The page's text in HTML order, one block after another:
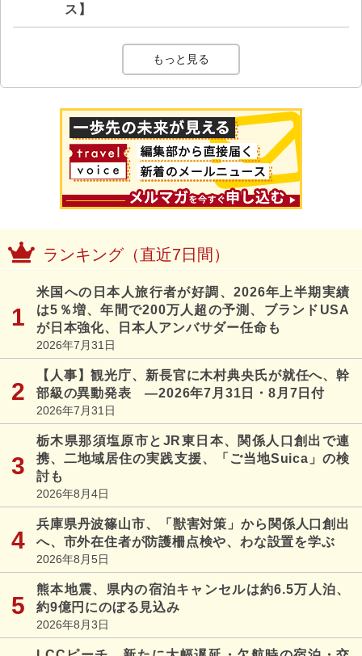
ス】
もっと見る
ランキング（直近7日間）
米国への日本人旅行者が好調、2026年上半期実績
は5％増、年間で200万人超の予測、ブランドUSA
が日本強化、日本人アンバサダー任命も
2026年7月31日
【人事】観光庁、新長官に木村典央氏が就任へ、幹
部級の異動発表 ―2026年7月31日・8月7日付
2026年7月31日
栃木県那須塩原市とJR東日本、関係人口創出で連
携、二地域居住の実践支援、「ご当地Suica」の検
討も
2026年8月4日
兵庫県丹波篠山市、「獣害対策」から関係人口創出
へ、市外在住者が防護柵点検や、わな設置を学ぶ
2026年8月5日
熊本地震、県内の宿泊キャンセルは約6.5万人泊、
約9億円にのぼる見込み
2026年8月3日